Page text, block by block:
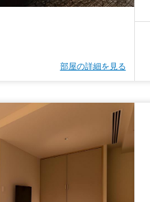
部屋の詳細を見る